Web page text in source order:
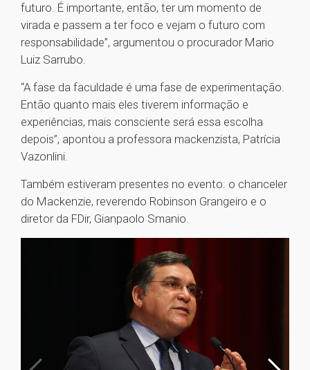
futuro. É importante, então, ter um momento de
virada e passem a ter foco e vejam o futuro com
responsabilidade”, argumentou o procurador Mario
Luiz Sarrubo.
“A fase da faculdade é uma fase de experimentação.
Então quanto mais eles tiverem informação e
experiências, mais consciente será essa escolha
depois”, apontou a professora mackenzista, Patrícia
Vazonlini.
Também estiveram presentes no evento: o chanceler
do Mackenzie, reverendo Robinson Grangeiro e o
diretor da FDir, Gianpaolo Smanio.